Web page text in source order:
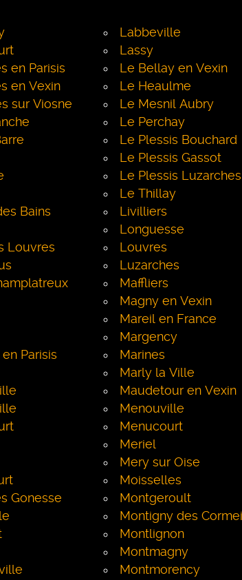
en Parisis
en Vexin
sur Viosne
Bains
Louvres
Parisis
Gonesse
Labbeville
Lassy
Le Bellay en Vexin
Le Heaulme
Le Mesnil Aubry
Le Perchay
Le Plessis Bouchard
Le Plessis Gassot
Le Plessis Luzarches
Le Thillay
Livilliers
Longuesse
Louvres
Luzarches
Maffliers
Magny en Vexin
Mareil en France
Margency
Marines
Marly la Ville
Maudetour en Vexin
Menouville
Menucourt
Meriel
Mery sur Oise
Moisselles
Montgeroult
Montigny des
Montlignon
Montmagny
Montmorency